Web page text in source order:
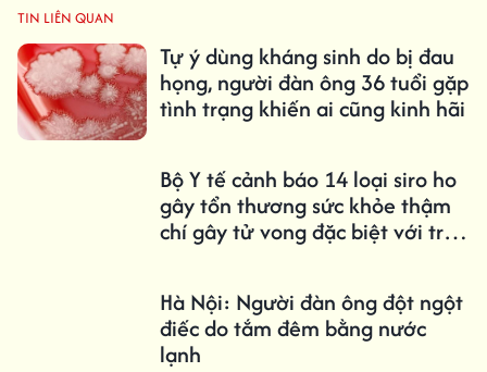
TIN LIÊN QUAN
Tự ý dùng kháng sinh do bị đau
họng, người đàn ông 36 tuổi gặp
tình trạng khiến ai cũng kinh hãi
Bộ Y tế cảnh báo 14 loại siro ho
gây tổn thương sức khỏe thậm
chí gây tử vong đặc biệt với trẻ
Hà Nội: Người đàn ông đột ngột
điếc do tắm đêm bằng nước
lạnh